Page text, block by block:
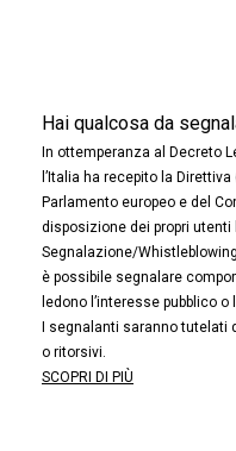
Hai qualcosa da
In ottemperanza al Decreto
l’Italia ha recepito la
Parlamento europeo e del
disposizione dei propri utenti
Segnalazione/
è possibile segnalare
ledono l’interesse pubblico o
I segnalanti saranno
o ritorsivi.
SCOPRI DI PIÙ